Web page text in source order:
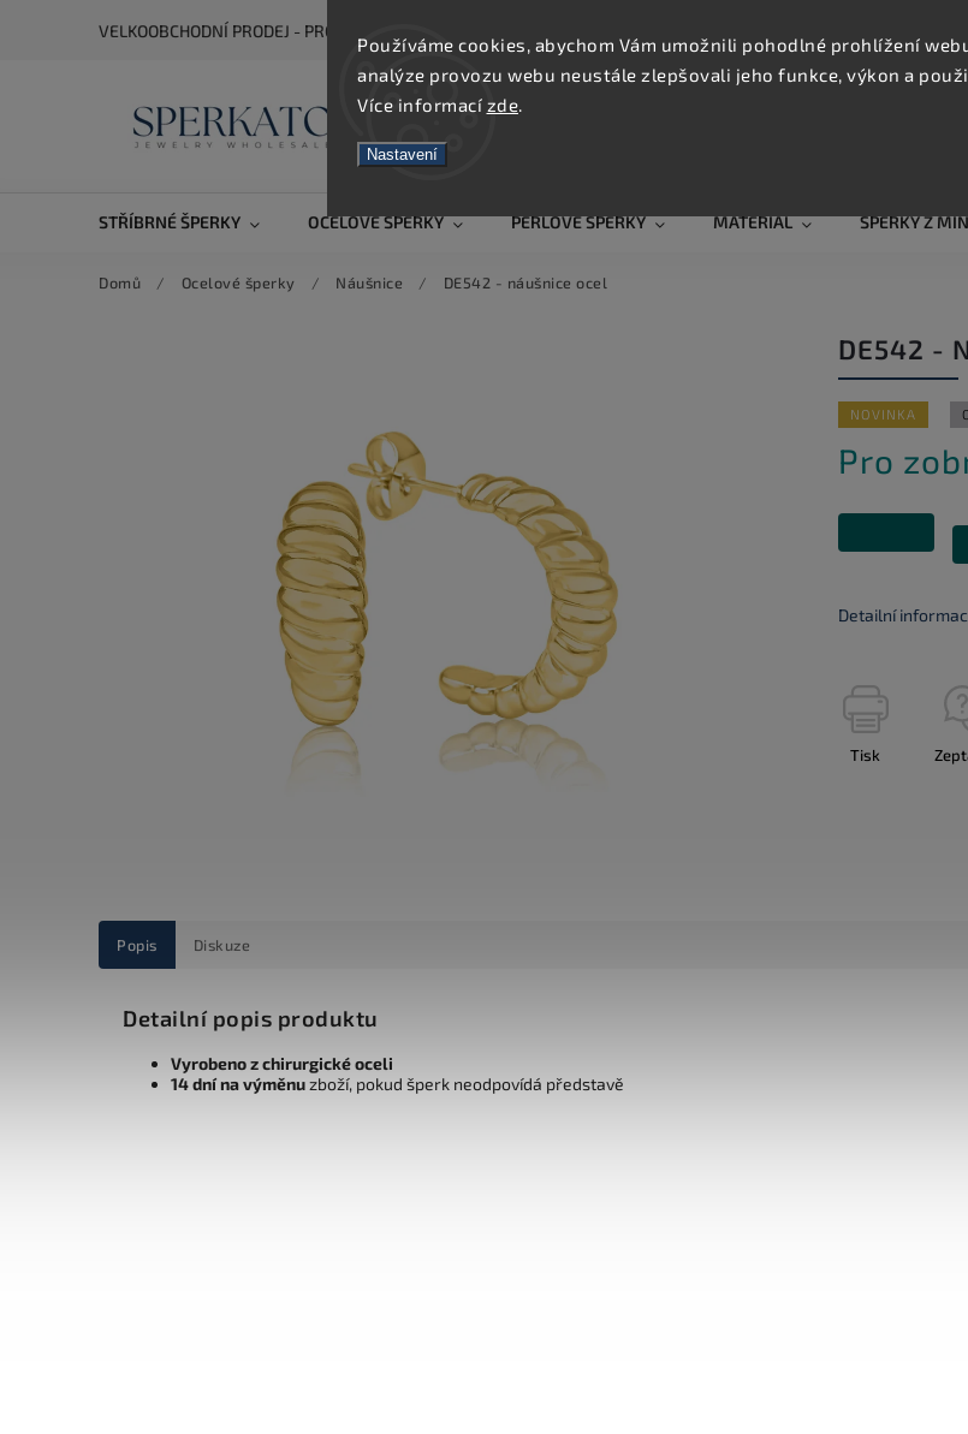
Používáme cookies, abychom Vám umožnili pohodlné prohlížení
analýze provozu webu neustále zlepšovali jeho funkce, výkon a
Více informací zde.
Nastavení
VELKOOBCHODNÍ PRODEJ - PRO ZOBRAZENÍ CEN SE REGISTRUJTE
STŘÍBRNÉ ŠPERKY OCELOVÉ ŠPERKY PERLOVÉ ŠPERKY MATERIÁL ŠPERKY Z
Domů / Ocelové šperky / Náušnice / DE542 - náušnice ocel
DE542 -
NOVINKA
Pro
Detailní
Tisk
Popis Diskuze
Detailní popis produktu
Vyrobeno z chirurgické oceli
14 dní na výměnuzboží, pokud šperk neodpovídá představě